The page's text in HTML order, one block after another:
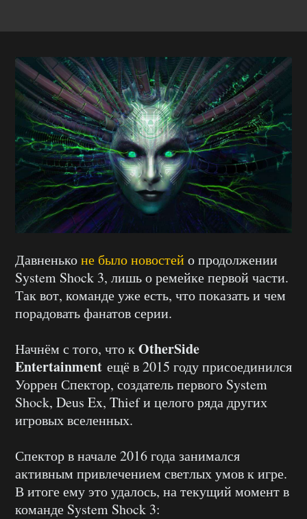
Давненьконе было новостейо продолжении
System Shock 3, лишь о ремейке первой части.
Так вот, команде уже есть, что показать и чем
порадовать фанатов серии.
Начнём с того, что кOtherSide
Entertainment ещё в 2015 году присоединился
Уоррен Спектор, создатель первого System
Shock, Deus Ex, Thief и целого ряда других
игровых вселенных.
Спектор в начале 2016 года занимался
активным привлечением светлых умов к игре.
В итоге ему это удалось, на текущий момент в
команде System Shock 3: